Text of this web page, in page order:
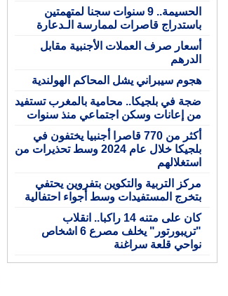
الحسيمة.. 9 سنوات سجنا لمتهمتين
باستدراج قاصرات لممارسة الـدعارة
أسعار صرف العملات الأجنبية مقابل
الدرهم
هجوم سيبراني يشل المحاكم الهولندية
ضجة في بلجيكا.. محامية بالمغرب تستفيد
من إعانات وسكن اجتماعي منذ سنوات
أكثر من 770 قاصرا أجنبيا يختفون في
بلجيكا خلال عام 2024 وسط تحذيرات من
استغلالهم
مركز التربية والتكوين بتفروين يحتفي
بتخرج المستفيدات وسط أجواء احتفالية
كان على متنه 14 راكبا.. انقلاب
"تريبورتور" يخلف مصرع 6 اشخاص
نواحي قلعة سراغنة